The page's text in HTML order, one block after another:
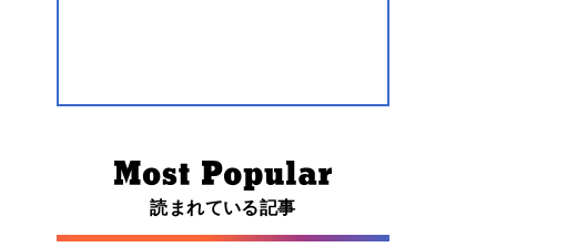
読まれている記事